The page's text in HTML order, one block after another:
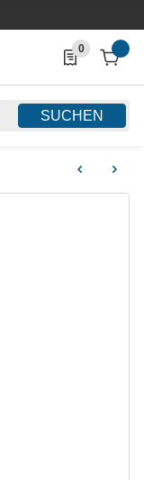
SUCHEN
0
0 Produkte in